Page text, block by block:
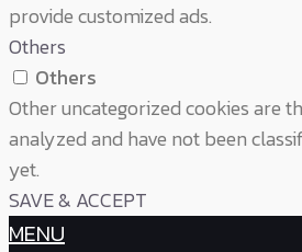
provide customized ads.
Others
Others
Other uncategorized cookies are
analyzed and have not been
yet.
SAVE & ACCEPT
MENU